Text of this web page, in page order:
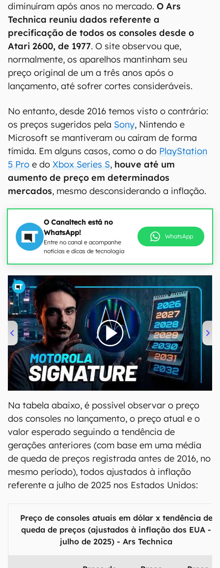
diminuíram após anos no mercado. O Ars
Technica reuniu dados referente a
precificação de todos os consoles desde o
Atari 2600, de 1977. O site observou que,
normalmente, os aparelhos mantinham seu
preço original de um a três anos após o
lançamento, até sofrer cortes consideráveis.
No entanto, desde 2016 temos visto o contrário:
os preços sugeridos pela Sony, Nintendo e
Microsoft se mantiveram ou caíram de forma
tímida. Em alguns casos, como o do PlayStation
5 Pro e do Xbox Series S, houve até um
aumento de preço em determinados
mercados, mesmo desconsiderando a inflação.
O Canaltech está no
WhatsApp!
Entre no canal e acompanhe
notícias e dicas de tecnologia
WhatsApp
00:00/20:46
Na tabela abaixo, é possível observar o preço
dos consoles no lançamento, o preço atual e o
valor esperado seguindo a tendência de
gerações anteriores (com base em uma média
de queda de preços registrada antes de 2016, no
mesmo período), todos ajustados à inflação
referente a julho de 2025 nos Estados Unidos:
Preço de consoles atuais em dólar x tendência de
queda de preços (ajustados à inflação dos EUA -
julho de 2025) - Ars Technica